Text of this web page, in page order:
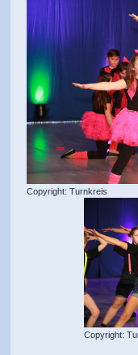
Copyright: Turnkreis
Copyright: